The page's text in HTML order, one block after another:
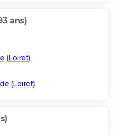
ans)
(Loiret)
(Loiret)